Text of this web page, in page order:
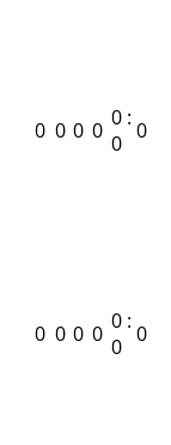
0 0 0 0 0 :
0 0
0 0 0 0 0 :
0 0